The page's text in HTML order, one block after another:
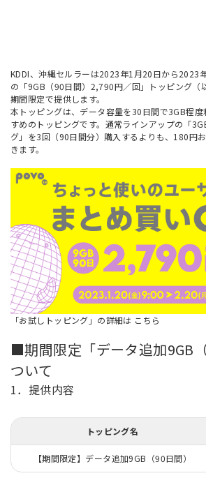
KDDI、沖縄セルラーは2023年1月20日から2023
の「9GB（90日間）2,790円／回」トッピング（
期間限定で提供します。
本トッピングは、データ容量を30日間で3GB程
すめのトッピングです。通常ラインアップの「
グ」を3回（90日間分）購入するよりも、180円
きます。
「お試しトッピング」の詳細は こちら
■期間限定「データ追加9GB
ついて
1．提供内容
トッピング名
【期間限定】データ追加9GB（90日間）